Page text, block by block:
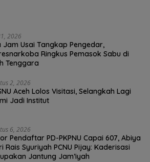
2026
Jam Usai Tangkap Pengedar,
Ringkus Pemasok Sabu di
Tenggara
2, 2026
Aceh Lolos Visitasi, Selangkah Lagi
Jadi Institut
6, 2026
Pendaftar PD-PKPNU Capai 607, Abiya
Rais Syuriyah PCNU Pijay: Kaderisasi
Jantung Jam’iyah